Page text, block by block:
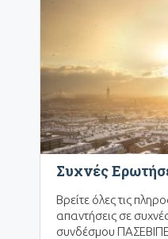
Συχνές
Βρείτε όλες τις
απαντήσεις σε
συνδέσμου ΠΑΣΕΒΙΠΕ